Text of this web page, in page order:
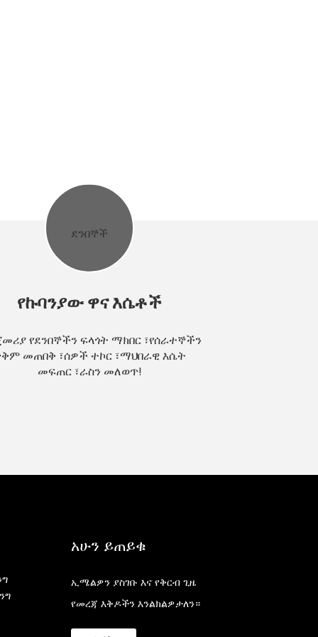
የኩባንያው ዋና እሴቶች
የደንበኞችን ፍላጎት ማክበር ፣የሰራተኞችን
መጠበቅ ፣ሰዎች ተኮር ፣ማህበራዊ እሴት
መፍጠር ፣ራስን መለወጥ!
አሁን ይጠይቁ
ኢሜልዎን ያስገቡ እና የቅርብ ጊዜ
የመረጃ እቅዶችን እንልክልዎታለን።